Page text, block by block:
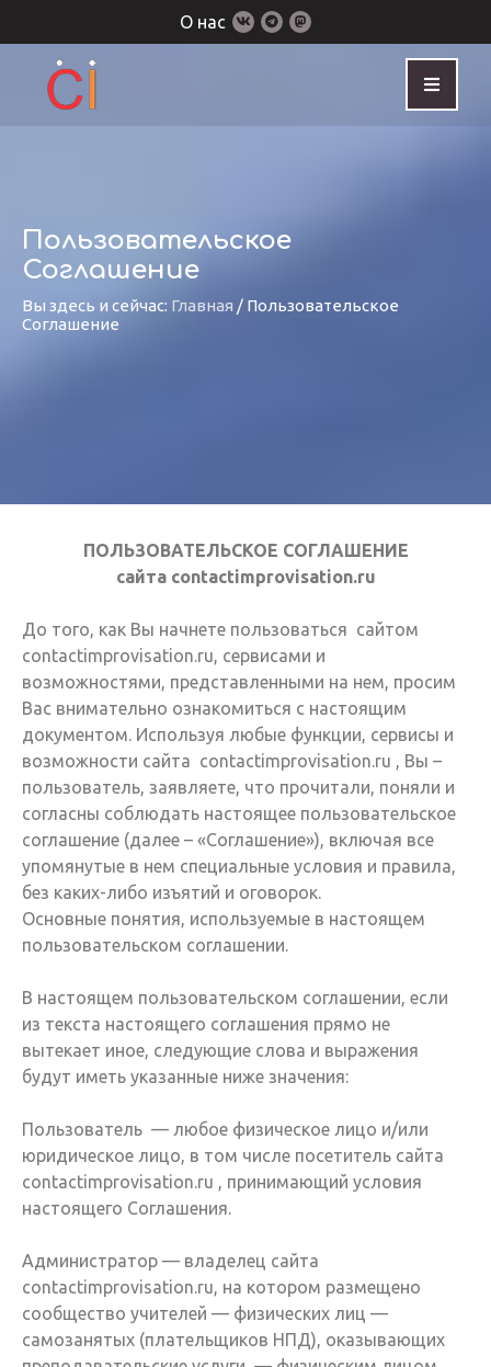
О нас
Пользовательское
Соглашение
Вы здесь и сейчас: Главная / Пользовательское
Соглашение
ПОЛЬЗОВАТЕЛЬСКОЕ СОГЛАШЕНИЕ
сайта contactimprovisation.ru
До того, как Вы начнете пользоваться сайтом
contactimprovisation.ru, сервисами и
возможностями, представленными на нем, просим
Вас внимательно ознакомиться с настоящим
документом. Используя любые функции, сервисы и
возможности сайта contactimprovisation.ru , Вы –
пользователь, заявляете, что прочитали, поняли и
согласны соблюдать настоящее пользовательское
соглашение (далее – «Соглашение»), включая все
упомянутые в нем специальные условия и правила,
без каких-либо изъятий и оговорок.
Основные понятия, используемые в настоящем
пользовательском соглашении.
В настоящем пользовательском соглашении, если
из текста настоящего соглашения прямо не
вытекает иное, следующие слова и выражения
будут иметь указанные ниже значения:
Пользователь — любое физическое лицо и/или
юридическое лицо, в том числе посетитель сайта
contactimprovisation.ru , принимающий условия
настоящего Соглашения.
Администратор — владелец сайта
contactimprovisation.ru, на котором размещено
сообщество учителей — физических лиц —
самозанятых (плательщиков НПД), оказывающих